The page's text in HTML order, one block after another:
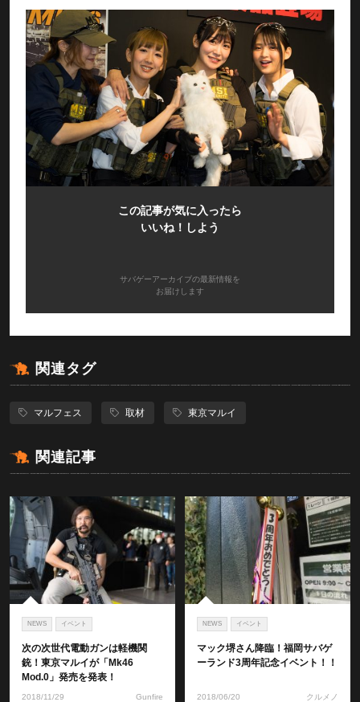
この記事が気に入ったら
いいね！しよう
サバゲーアーカイブの最新情報を
お届けします
関連タグ
マルフェス 取材 東京マルイ
関連記事
NEWS イベント
次の次世代電動ガンは軽機関
銃！東京マルイが「Mk46
Mod.0」発売を発表！
2018/11/29 Gunfire
NEWS イベント
マック堺さん降臨！福岡サバゲ
ーランド3周年記念イベント！！
2018/06/20 クルメノ